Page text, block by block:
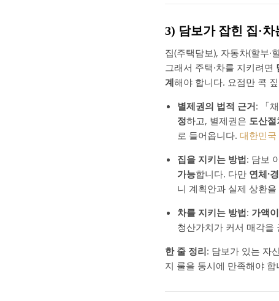
3) 담보가 잡힌 집·
집(주택담보), 자동차(할부·
그래서 주택·차를 지키려면
계해야 합니다. 요점만 콕
별제권의 법적 근거: 「
정하고, 별제권은 도산
로 들어옵니다. 대한민국
집을 지키는 방법: 담보
가능합니다. 다만 연체·
니 계획안과 실제 상환
차를 지키는 방법: 가액
청산가치가 커서 매각을
한 줄 정리: 담보가 있는 자
지 룰을 동시에 만족해야 합